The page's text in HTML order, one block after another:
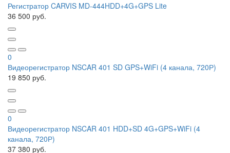
Регистратор CARVIS MD-444HDD+4G+GPS Lite
36 500 руб.
0
Видеорегистратор NSCAR 401 SD GPS+WiFi (4 канала, 720Р)
19 850 руб.
0
Видеорегистратор NSCAR 401 HDD+SD 4G+GPS+WiFi (4
канала, 720Р)
37 380 руб.